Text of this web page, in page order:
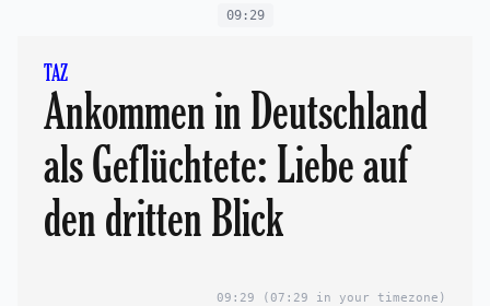
09:29
TAZ
Ankommen in Deutschland
als Geflüchtete: Liebe auf
den dritten Blick
09:29 (07:29 in your timezone)